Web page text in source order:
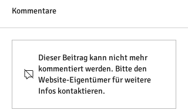
Kommentare
Dieser Beitrag kann nicht mehr
kommentiert werden. Bitte den
Website-Eigentümer für weitere
Infos kontaktieren.